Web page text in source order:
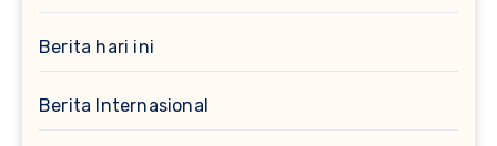
Berita hari ini
Berita Internasional